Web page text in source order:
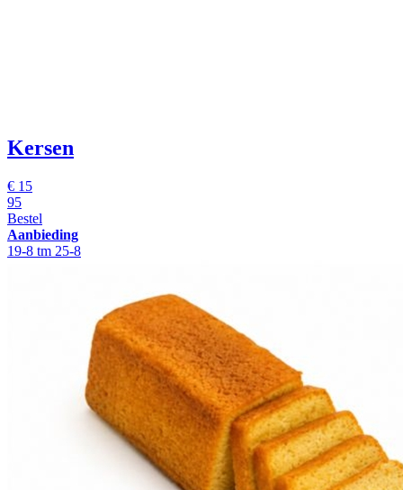
Kersen
€ 15
95
Bestel
Aanbieding
19-8 tm 25-8